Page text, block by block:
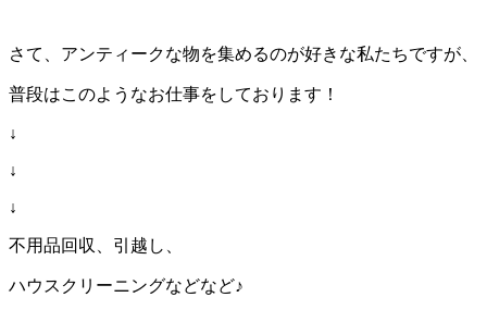
さて、アンティークな物を集めるのが好きな私たちですが、
普段はこのようなお仕事をしております！
↓
↓
↓
不用品回収、引越し、
ハウスクリーニングなどなど♪